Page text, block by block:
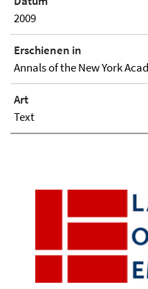
2009
Erschienen in
Annals of the New York
Art
Text